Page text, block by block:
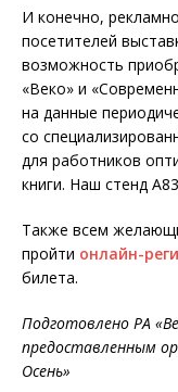
И конечно,
посетителей
возможность
«Веко» и
на данные
со
для работников
книги. Наш стенд
Также всем
пройти онлайн-
билета.
Подготовлено РА
предоставленным
Осень»